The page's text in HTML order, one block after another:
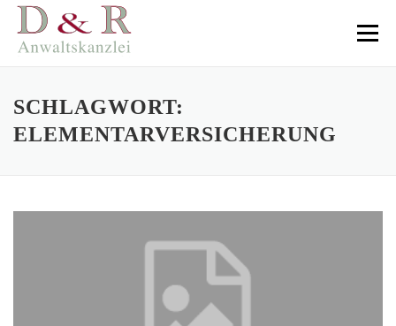
Direkt
Inhalt
Menü
SCHLAGWORT:
ELEMENTARVERSICHERUNG